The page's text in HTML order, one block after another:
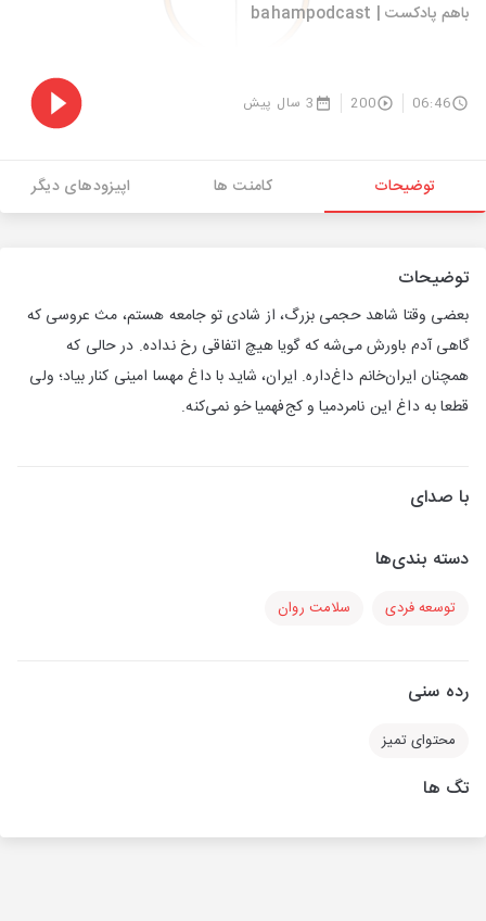
باهم پادکست | bahampodcast
06:46
200 3 سال پیش
توضیحات کامنت ها اپیزودهای دیگر
توضیحات
بعضی وقتا شاهد حجمی بزرگ، از شادی تو جامعه هستم، مث عروسی که
گاهی آدم باورش می‌شه که گویا هیچ اتفاقی رخ نداده. در حالی که
همچنان ایران‌خانم داغ‌داره. ایران، شاید با داغ مهسا امینی کنار بیاد؛ ولی
قطعا به داغ این نامردمیا و کج‌فهمیا خو نمی‌کنه.
با صدای
دسته بندی‌ها
توسعه فردی سلامت روان
رده سنی
محتوای تمیز
تگ ها